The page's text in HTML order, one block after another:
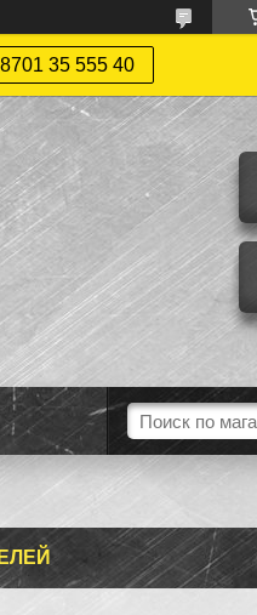
8701 35 555 40